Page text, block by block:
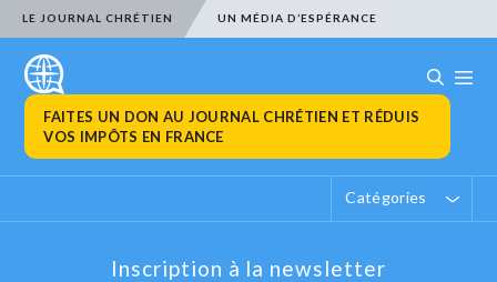
LE JOURNAL CHRÉTIEN UN MÉDIA D’ESPÉRANCE
FAITES UN DON AU JOURNAL CHRÉTIEN ET RÉDUIS
VOS IMPÔTS EN FRANCE
Catégories
Inscription à la newsletter